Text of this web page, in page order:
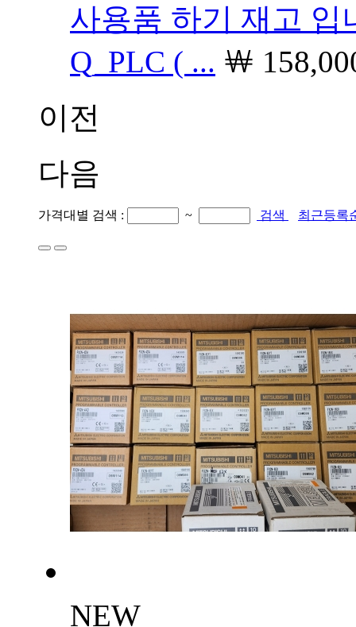
사용품 하기 재고 입
Q_PLC ( ... ￦
이전
다음
가격대별 검색 : ~ 검색 최근등록
NEW